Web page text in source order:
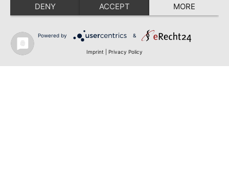
DENY ACCEPT MORE
Powered by &
Imprint Privacy Policy